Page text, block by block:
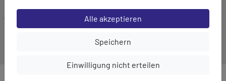
Einstellungen speichern für die Gruppe
Alle akzeptieren
Einstellungen speichern für die
Speichern
Einstellungen speichern für die Gruppe
Einwilligung nicht erteilen
390 g